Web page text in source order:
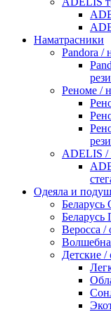
Наматрасники
Pandora /
Реноме /
ADELIS /
Одеяла и
Беларусь
Веросса /
Детские /